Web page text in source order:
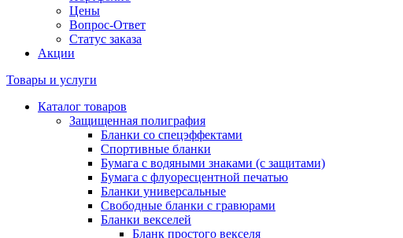
Цены
Вопрос-Ответ
Статус заказа
Акции
Товары и услуги
Каталог товаров
Защищенная полиграфия
Бланки со спецэффектами
Спортивные бланки
Бумага с водяными знаками (с защитами)
Бумага с флуоресцентной печатью
Бланки универсальные
Свободные бланки с гравюрами
Бланки векселей
Бланк простого векселя